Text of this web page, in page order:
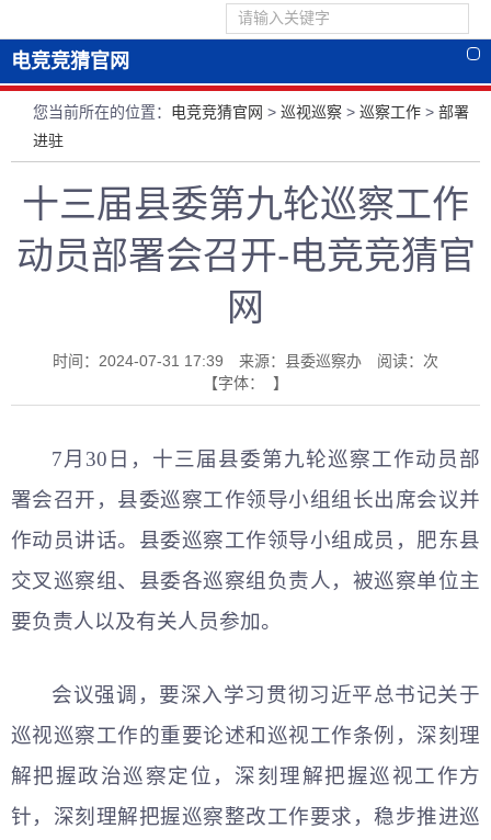
电竞竞猜官网
您当前所在的位置： 电竞竞猜官网 > 巡视巡察 > 巡察工作 > 部署
进驻
十三届县委第九轮巡察工作
动员部署会召开-电竞竞猜官
网
时间：2024-07-31 17:39 来源：县委巡察办 阅读： 次
【字体： 】
7月30日，十三届县委第九轮巡察工作动员部
署会召开，县委巡察工作领导小组组长出席会议并
作动员讲话。县委巡察工作领导小组成员，肥东县
交叉巡察组、县委各巡察组负责人，被巡察单位主
要负责人以及有关人员参加。
会议强调，要深入学习贯彻习近平总书记关于
巡视巡察工作的重要论述和巡视工作条例，深刻理
解把握政治巡察定位，深刻理解把握巡视工作方
针，深刻理解把握巡察整改工作要求，稳步推进巡